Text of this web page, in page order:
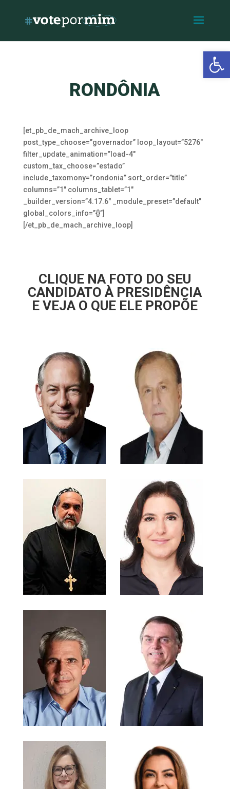
RONDÔNIA
[et_pb_de_mach_archive_loop
post_type_choose=”governador” loop_layout=”5276″
filter_update_animation=”load-4″
custom_tax_choose=”estado”
include_taxomony=”rondonia” sort_order=”title”
columns=”1″ columns_tablet=”1″
_builder_version=”4.17.6″ _module_preset=”default”
global_colors_info=”{}”]
[/et_pb_de_mach_archive_loop]
CLIQUE NA FOTO DO SEU
CANDIDATO À PRESIDÊNCIA
E VEJA O QUE ELE PROPÕE